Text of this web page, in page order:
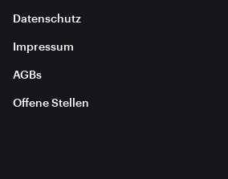
Datenschutz
Impressum
AGBs
Offene Stellen